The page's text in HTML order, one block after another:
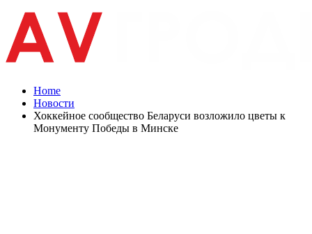
Home
Новости
Хоккейное сообщество Беларуси возложило цветы к
Монументу Победы в Минске